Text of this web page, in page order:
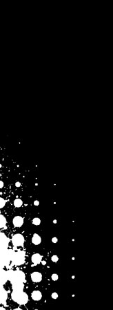
høvel